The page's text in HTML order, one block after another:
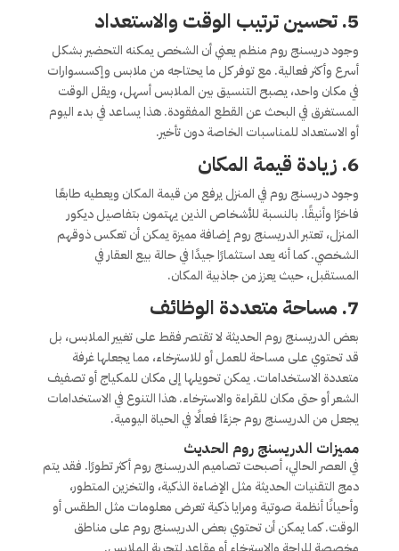
5. تحسين ترتيب الوقت والاستعداد
وجود دريسنج روم منظم يعني أن الشخص يمكنه التحضير بشكل
أسرع وأكثر فعالية. مع توفر كل ما يحتاجه من ملابس وإكسسوارات
في مكان واحد، يصبح التنسيق بين الملابس أسهل، ويقل الوقت
المستغرق في البحث عن القطع المفقودة. هذا يساعد في بدء اليوم
أو الاستعداد للمناسبات الخاصة دون تأخير.
6. زيادة قيمة المكان
وجود دريسنج روم في المنزل يرفع من قيمة المكان ويعطيه طابعًا
فاخرًا وأنيقًا. بالنسبة للأشخاص الذين يهتمون بتفاصيل ديكور
المنزل، تعتبر الدريسنج روم إضافة مميزة يمكن أن تعكس ذوقهم
الشخصي. كما أنه يعد استثمارًا جيدًا في حالة بيع العقار في
المستقبل، حيث يعزز من جاذبية المكان.
7. مساحة متعددة الوظائف
بعض الدريسنج روم الحديثة لا تقتصر فقط على تغيير الملابس، بل
قد تحتوي على مساحة للعمل أو للاسترخاء، مما يجعلها غرفة
متعددة الاستخدامات. يمكن تحويلها إلى مكان للمكياج أو تصفيف
الشعر أو حتى مكان للقراءة والاسترخاء. هذا التنوع في الاستخدامات
يجعل من الدريسنج روم جزءًا فعالًا في الحياة اليومية.
مميزات الدريسنج روم الحديث
في العصر الحالي، أصبحت تصاميم الدريسنج روم أكثر تطورًا. فقد يتم
دمج التقنيات الحديثة مثل الإضاءة الذكية، والتخزين المتطور،
وأحيانًا أنظمة صوتية ومرايا ذكية تعرض معلومات مثل الطقس أو
الوقت. كما يمكن أن تحتوي بعض الدريسنج روم على مناطق